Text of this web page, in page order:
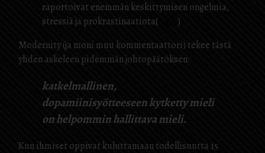
raportoivat enemmän keskittymisen ongelmia,
stressiä ja prokrastinaatiota(
)
Modernity (ja moni muu kommentaattori) tekee tästä
yhden askeleen pidemmän johtopäätöksen:
katkelmallinen,
dopamiinisyötteeseen kytketty mieli
on helpommin hallittava mieli.
Kun ihmiset oppivat kuluttamaan todellisuutta 15